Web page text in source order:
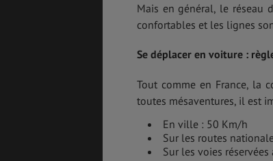
Mais en général, le réseau
confortables et les lignes
Se déplacer en voiture :
Tout comme en France, la
toutes mésaventures, il est
En ville : 50 Km/h
Sur les routes
Sur les voies